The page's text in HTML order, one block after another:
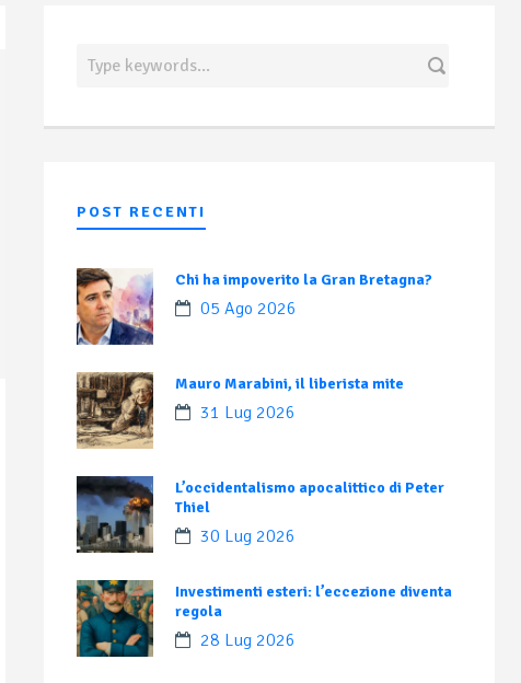
POST RECENTI
Chi ha impoverito la Gran Bretagna?
05 Ago 2026
Mauro Marabini, il liberista mite
31 Lug 2026
L’occidentalismo apocalittico di Peter
Thiel
30 Lug 2026
Investimenti esteri: l’eccezione diventa
regola
28 Lug 2026